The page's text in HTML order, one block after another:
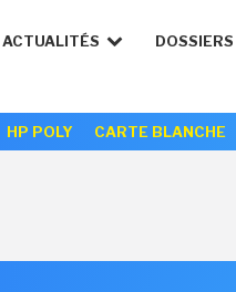
ACTUALITÉS DOSSIERS
HP POLY CARTE BLANCHE